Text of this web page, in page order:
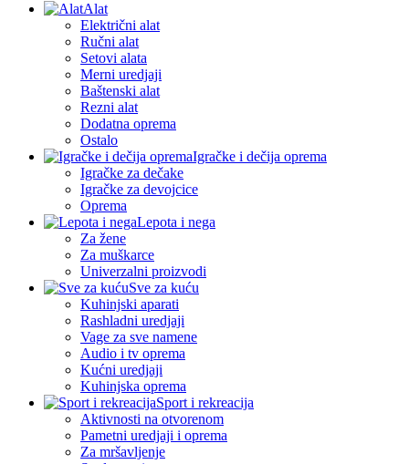
Alat
Električni alat
Ručni alat
Setovi alata
Merni uredjaji
Baštenski alat
Rezni alat
Dodatna oprema
Ostalo
Igračke i dečija oprema
Igračke za dečake
Igračke za devojcice
Oprema
Lepota i nega
Za žene
Za muškarce
Univerzalni proizvodi
Sve za kuću
Kuhinjski aparati
Rashladni uredjaji
Vage za sve namene
Audio i tv oprema
Kućni uredjaji
Kuhinjska oprema
Sport i rekreacija
Aktivnosti na otvorenom
Pametni uredjaji i oprema
Za mršavljenje